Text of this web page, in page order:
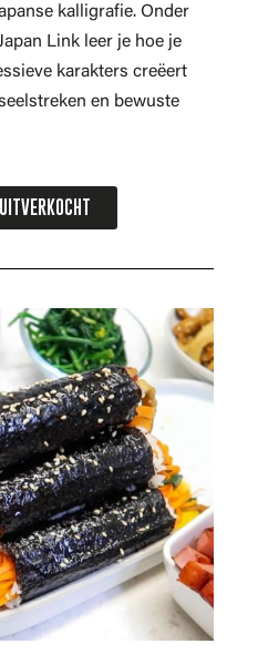
kalligrafie. Onder
Link leer je hoe je
karakters creëert
en bewuste